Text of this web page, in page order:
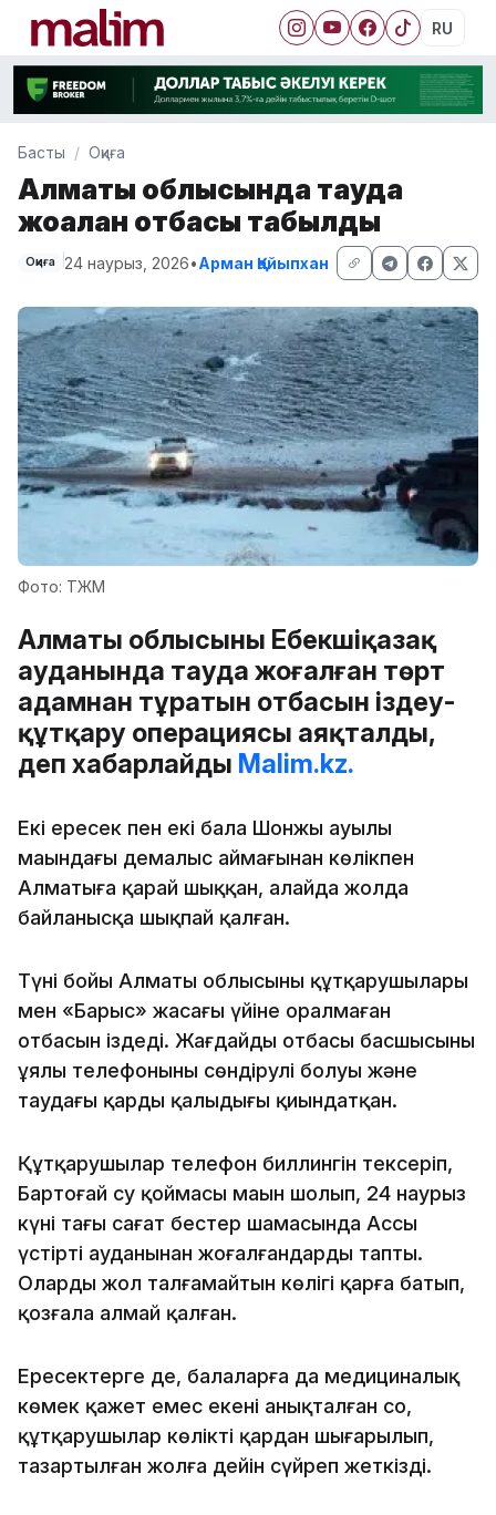
RU
Басты Оқиға
Алматы облысында тауда
жоғалған отбасы табылды
Оқиға 24 наурыз, 2026•Арман Қайыпхан
Фото: ТЖМ
Алматы облысының Еңбекшіқазақ
ауданында тауда жоғалған төрт
адамнан тұратын отбасын іздеу-
құтқару операциясы аяқталды,
деп хабарлайды Malim.kz.
Екі ересек пен екі бала Шонжы ауылы
маңындағы демалыс аймағынан көлікпен
Алматыға қарай шыққан, алайда жолда
байланысқа шықпай қалған.
Түні бойы Алматы облысының құтқарушылары
мен «Барыс» жасағы үйіне оралмаған
отбасын іздеді. Жағдайды отбасы басшысының
ұялы телефонының сөндірулі болуы және
таудағы қардың қалыңдығы қиындатқан.
Құтқарушылар телефон биллингін тексеріп,
Бартоғай су қоймасы маңын шолып, 24 наурыз
күні таңғы сағат бестер шамасында Ассы
үстірті ауданынан жоғалғандарды тапты.
Олардың жол талғамайтын көлігі қарға батып,
қозғала алмай қалған.
Ересектерге де, балаларға да медициналық
көмек қажет емес екені анықталған соң,
құтқарушылар көлікті қардан шығарылып,
тазартылған жолға дейін сүйреп жеткізді.